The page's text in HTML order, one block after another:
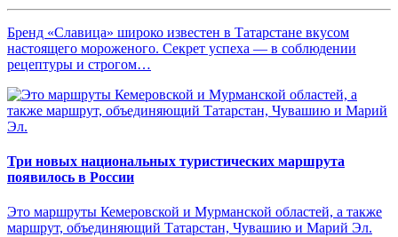
Бренд «Славица» широко известен в Татарстане вкусом
настоящего мороженого. Секрет успеха — в соблюдении
рецептуры и строгом…
Три новых национальных туристических маршрута
появилось в России
Это маршруты Кемеровской и Мурманской областей, а также
маршрут, объединяющий Татарстан, Чувашию и Марий Эл.